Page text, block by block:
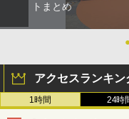
トまとめ
アクセスランキン
1時間 24時